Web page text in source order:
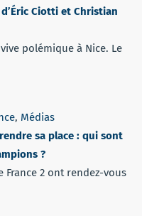
Ciotti et Christian
polémique à Nice. Le
, Médias
sa place : qui sont
?
France 2 ont rendez-vous